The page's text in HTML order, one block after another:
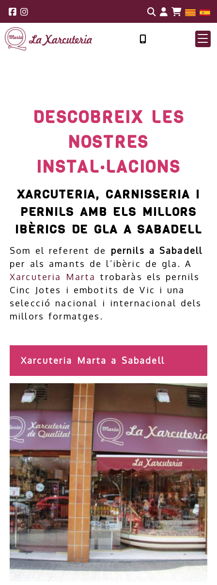
DESCOBREIX LES
NOSTRES
INSTAL·LACIONS
XARCUTERIA, CARNISSERIA I
PERNILS AMB ELS MILLORS
IBÈRICS DE GLA A SABADELL
Som el referent de pernils a Sabadell
per als amants de l’ibèric de gla. A
Xarcuteria Marta trobaràs els pernils
Cinc Jotes i embotits de Vic i una
selecció nacional i internacional dels
millors formatges.
Xarcuteria Marta a Sabadell
Façana de la botiga a Sabadell
Previous